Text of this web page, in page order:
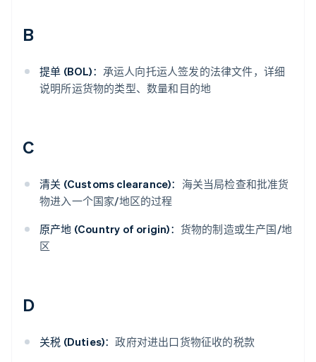
B
提单 (BOL)： 承运人向托运人签发的法律文件，详细
说明所运货物的类型、数量和目的地
C
清关 (Customs clearance)： 海关当局检查和批准货
物进入一个国家/地区的过程
原产地 (Country of origin)： 货物的制造或生产国/地
区
D
关税 (Duties)：政府对进出口货物征收的税款